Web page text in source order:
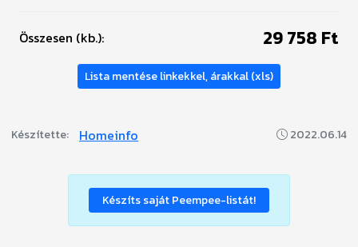
Összesen (kb.): 29 758 Ft
Lista mentése linkekkel, árakkal (xls)
Készítette: Homeinfo 2022.06.14
Készíts saját Peempee-listát!